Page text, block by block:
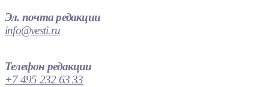
Эл. почта редакции
info@vesti.ru
Телефон редакции
+7 495 232 63 33